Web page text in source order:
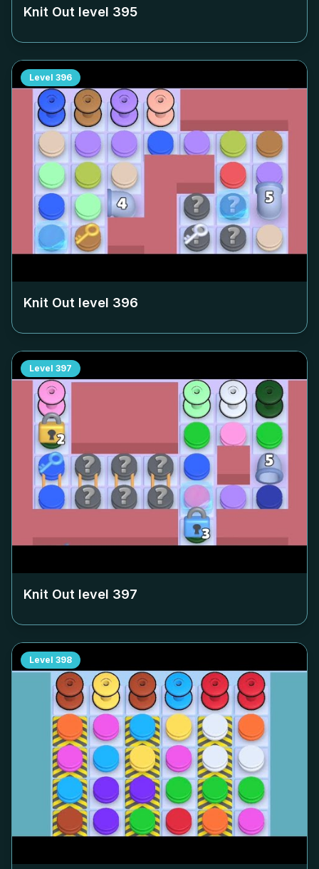
Knit Out level 395
Level 396
Knit Out level 396
Level 397
Knit Out level 397
Level 398